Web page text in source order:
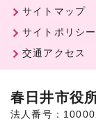
サイトマップ
サイトポリシー
交通アクセス
春日井市役
法人番号：